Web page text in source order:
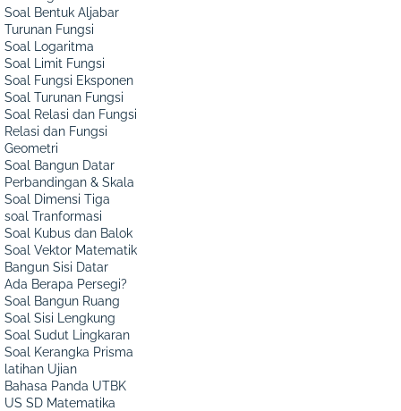
Soal Bentuk Aljabar
Turunan Fungsi
Soal Logaritma
Soal Limit Fungsi
Soal Fungsi Eksponen
Soal Turunan Fungsi
Soal Relasi dan Fungsi
Relasi dan Fungsi
Geometri
Soal Bangun Datar
Perbandingan & Skala
Soal Dimensi Tiga
soal Tranformasi
Soal Kubus dan Balok
Soal Vektor Matematik
Bangun Sisi Datar
Ada Berapa Persegi?
Soal Bangun Ruang
Soal Sisi Lengkung
Soal Sudut Lingkaran
Soal Kerangka Prisma
latihan Ujian
Bahasa Panda UTBK
US SD Matematika